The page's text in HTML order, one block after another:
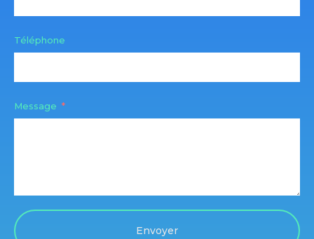
Téléphone
Message
Envoyer